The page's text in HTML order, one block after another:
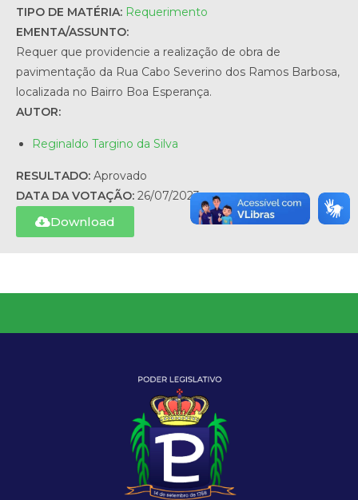
TIPO DE MATÉRIA: Requerimento
EMENTA/ASSUNTO:
Requer que providencie a realização de obra de
pavimentação da Rua Cabo Severino dos Ramos Barbosa,
localizada no Bairro Boa Esperança.
AUTOR:
Reginaldo Targino da Silva
RESULTADO: Aprovado
DATA DA VOTAÇÃO: 26/07/2023
Download